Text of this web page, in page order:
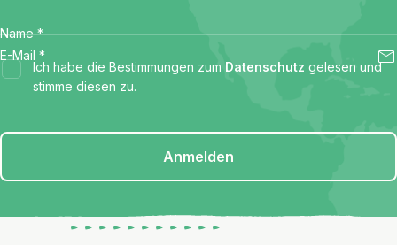
Name *
E-Mail *
Ich habe die Bestimmungen zum Datenschutz gelesen und
stimme diesen zu.
Anmelden